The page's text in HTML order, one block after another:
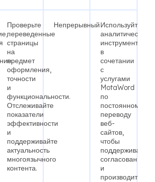
Проверьте
переведенные
страницы
на
предмет
оформления,
точности
и
функциональности.
Отслеживайте
показатели
эффективности
и
поддерживайте
актуальность
многоязычного
контента.
НепрерывныйИспользуйте
аналитические
инструменты
в
сочетании
с
услугами
MotaWord
по
постоянному
переводу
веб-
сайтов,
чтобы
поддерживать
согласованность
и